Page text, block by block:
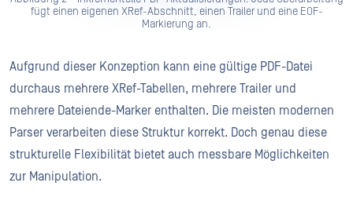
fügt einen eigenen XRef-Abschnitt, einen Trailer und eine EOF-
Markierung an.
Aufgrund dieser Konzeption kann eine gültige PDF-Datei
durchaus mehrere XRef-Tabellen, mehrere Trailer und
mehrere Dateiende-Marker enthalten. Die meisten modernen
Parser verarbeiten diese Struktur korrekt. Doch genau diese
strukturelle Flexibilität bietet auch messbare Möglichkeiten
zur Manipulation.